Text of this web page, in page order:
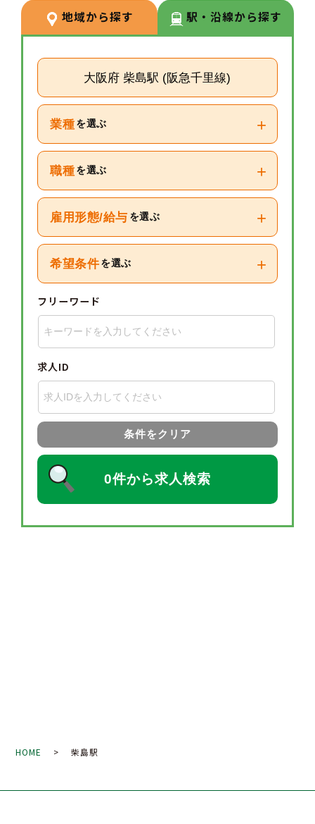
ーターや研修など＋αの業務チャ
レンジの可能性もございます。
地域から探す 駅・沿線から探す
大阪府 柴島駅 (阪急千里線)
業種 を選ぶ +
職種 を選ぶ +
雇用形態/給与 を選ぶ +
希望条件 を選ぶ +
フリーワード
求人ID
条件をクリア
0件から求人検索
HOME > 柴島駅